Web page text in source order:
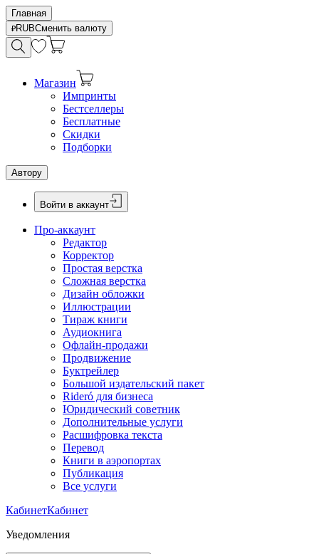
Главная
RUBСменить валюту
Магазин
Импринты
Бестселлеры
Бесплатные
Скидки
Подборки
Автору
Войти в аккаунт
Про-аккаунт
Редактор
Корректор
Простая верстка
Сложная верстка
Дизайн обложки
Иллюстрации
Тираж книги
Аудиокнига
Офлайн-продажи
Продвижение
Буктрейлер
Большой издательский пакет
Rideró для бизнеса
Юридический советник
Дополнительные услуги
Расшифровка текста
Перевод
Книги в аэропортах
Публикация
Все услуги
КабинетКабинет
Уведомления